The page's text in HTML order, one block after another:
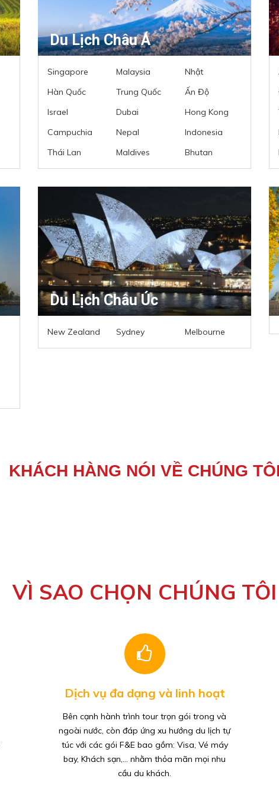
Du Lịch Châu Á
Singapore Malaysia
Nhật
Hàn Quốc
Trung Quốc
Ấn Độ
Israel
Dubai
Hong Kong
Campuchia
Nepal
Indonesia
Thái Lan
Maldives Bhutan
Du Lịch Châu Úc
New Zealand Sydney Melbourne
KHÁCH HÀNG NÓI VỀ CHÚNG TÔI
VÌ SAO CHỌN CHÚNG TÔI
Dịch vụ đa dạng và linh hoạt
Bên cạnh hành trình tour trọn gói trong và
ngoài nước, còn đáp ứng xu hướng du lịch tự
túc với các gói F&E bao gồm: Visa, Vé máy
bay, Khách sạn,... nhằm thỏa mãn mọi nhu
cầu du khách.